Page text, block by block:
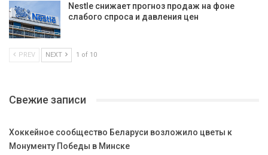
Nestle снижает прогноз продаж на фоне
слабого спроса и давления цен
PREV NEXT 1 of 10
Свежие записи
Хоккейное сообщество Беларуси возложило цветы к
Монументу Победы в Минске